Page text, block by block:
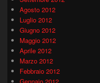
Agosto 2012
Luglio 2012
Giugno 2012
Maggio 2012
Aprile 2012
Marzo 2012
Febbraio 2012